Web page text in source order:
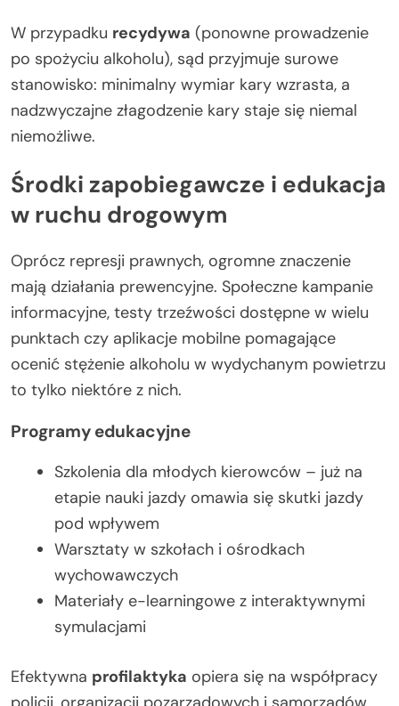
W przypadku recydywa (ponowne prowadzenie
po spożyciu alkoholu), sąd przyjmuje surowe
stanowisko: minimalny wymiar kary wzrasta, a
nadzwyczajne złagodzenie kary staje się niemal
niemożliwe.
Środki zapobiegawcze i edukacja
w ruchu drogowym
Oprócz represji prawnych, ogromne znaczenie
mają działania prewencyjne. Społeczne kampanie
informacyjne, testy trzeźwości dostępne w wielu
punktach czy aplikacje mobilne pomagające
ocenić stężenie alkoholu w wydychanym powietrzu
to tylko niektóre z nich.
Programy edukacyjne
Szkolenia dla młodych kierowców – już na
etapie nauki jazdy omawia się skutki jazdy
pod wpływem
Warsztaty w szkołach i ośrodkach
wychowawczych
Materiały e-learningowe z interaktywnymi
symulacjami
Efektywna profilaktyka opiera się na współpracy